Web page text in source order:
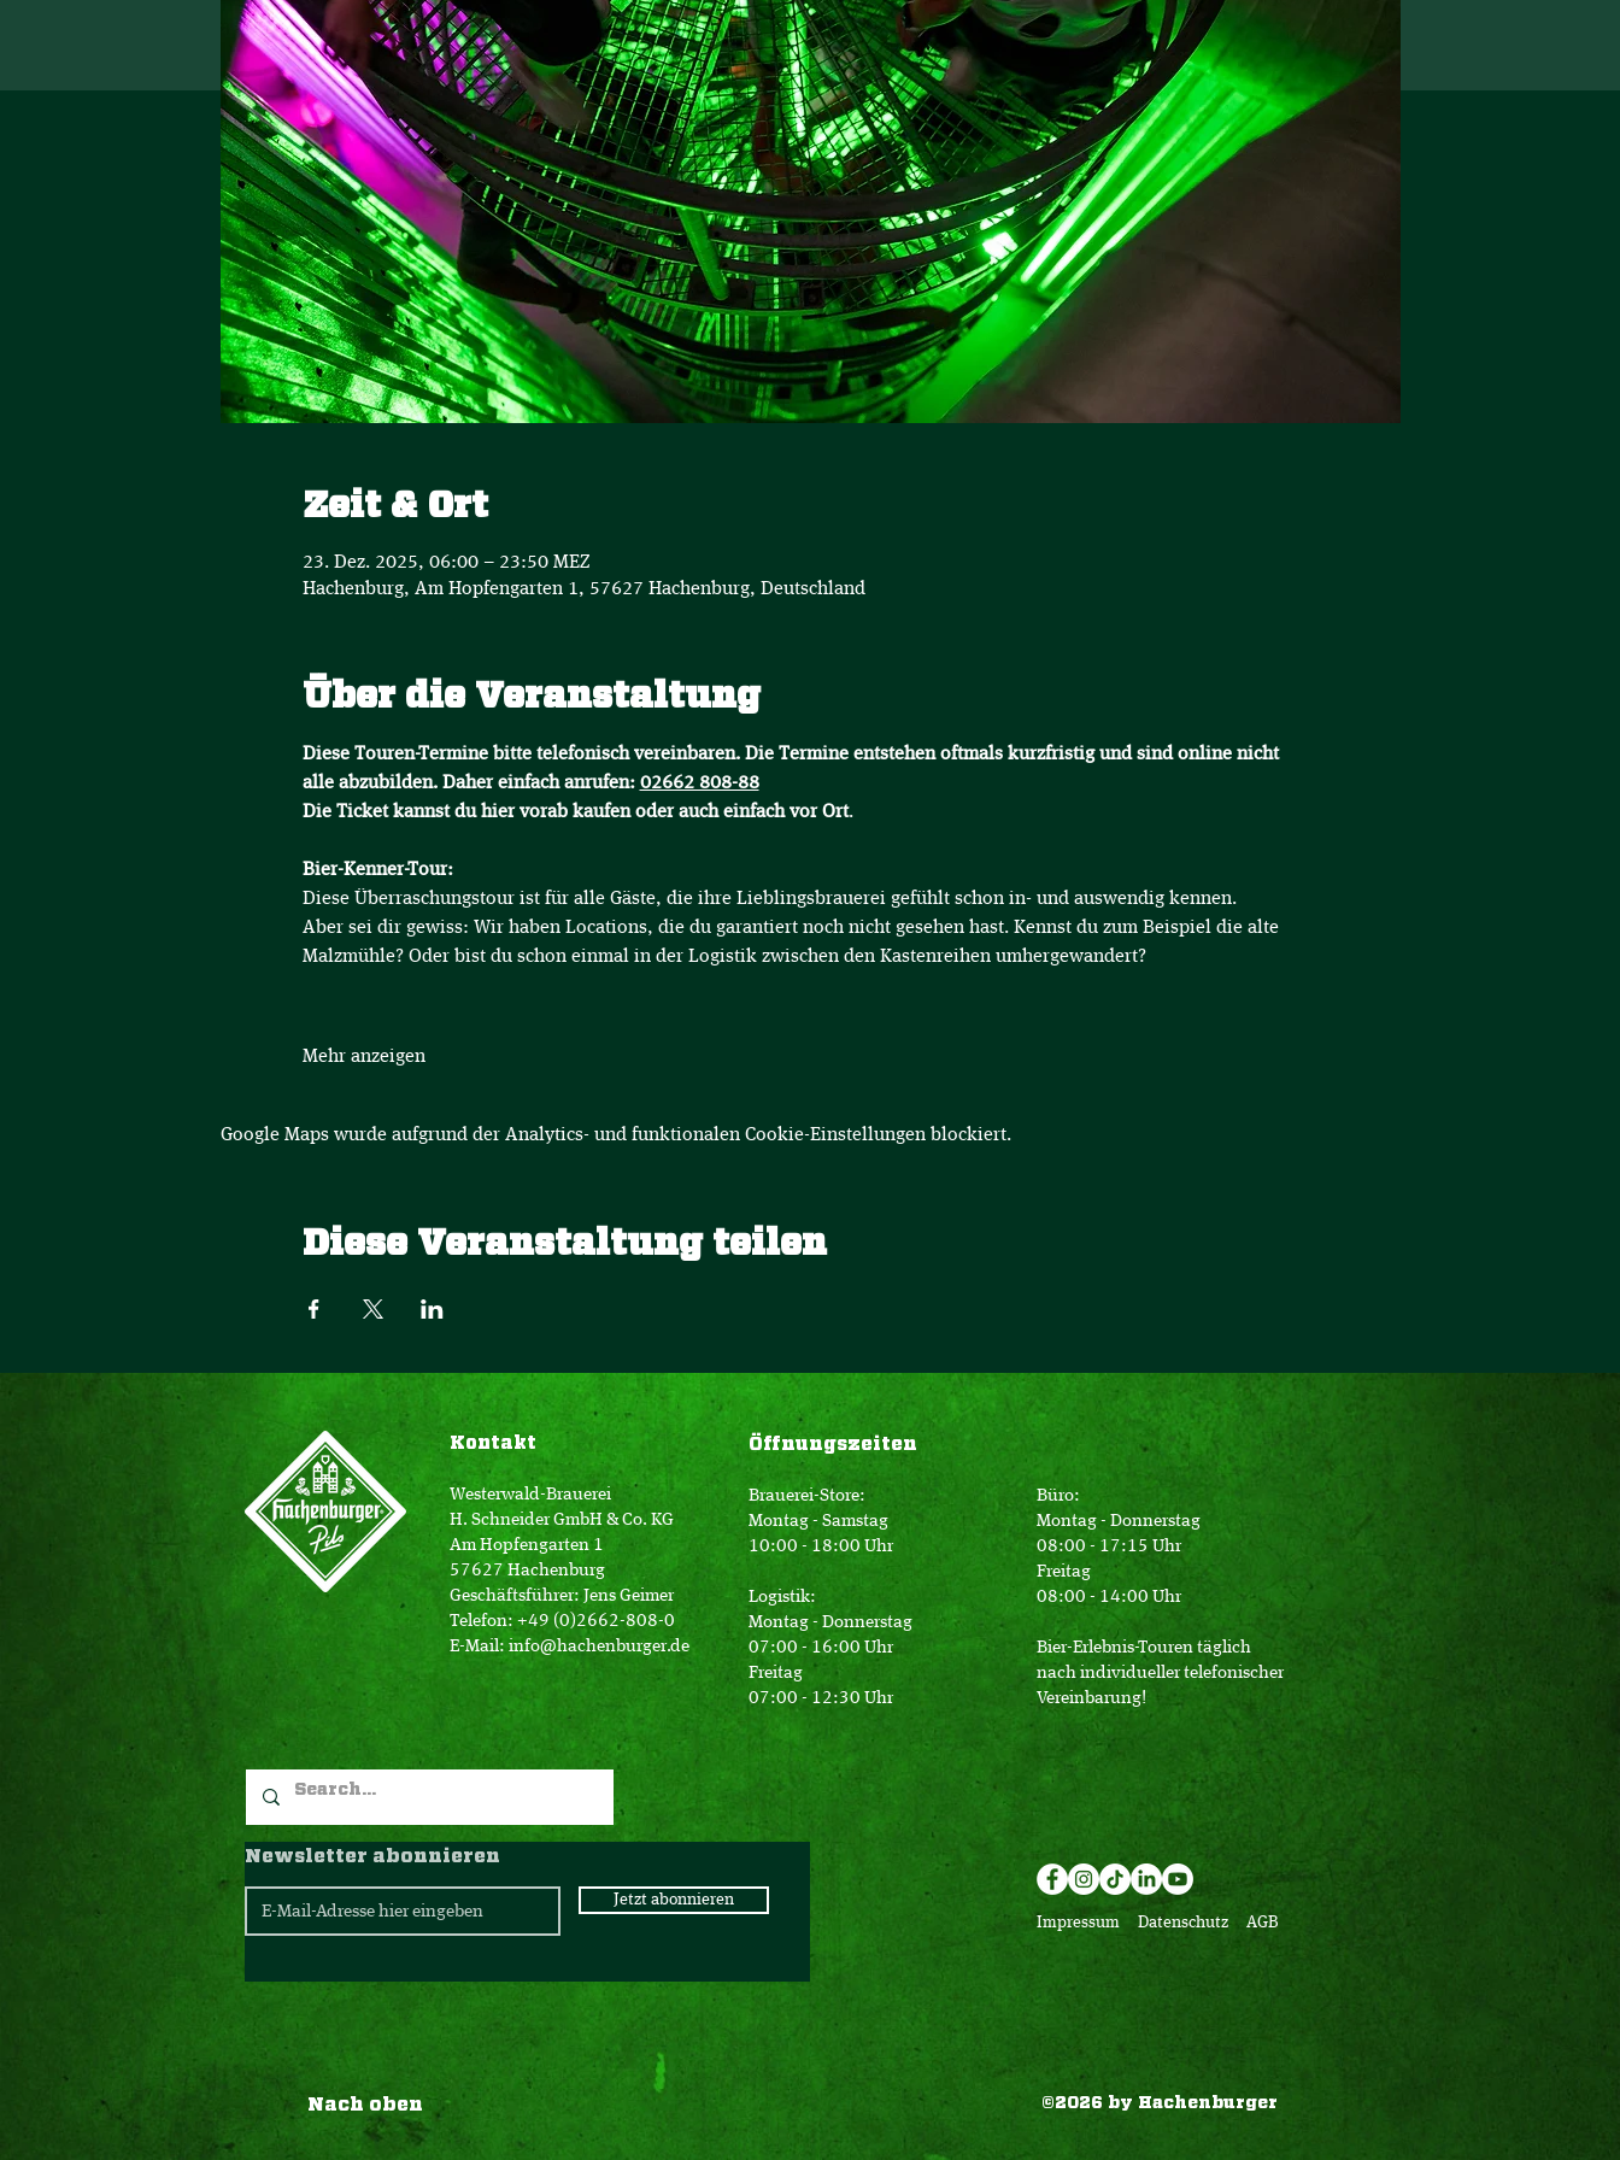
Zeit & Ort
23. Dez. 2025, 06:00 – 23:50 MEZ
Hachenburg, Am Hopfengarten 1, 57627 Hachenburg, Deutschland
Über die Veranstaltung
Diese Touren-Termine bitte telefonisch vereinbaren. Die Termine entstehen oftmals kurzfristig und sind online nicht
alle abzubilden. Daher einfach anrufen: 02662 808-88
Die Ticket kannst du hier vorab kaufen oder auch einfach vor Ort.
Bier-Kenner-Tour:
Diese Überraschungstour ist für alle Gäste, die ihre Lieblingsbrauerei gefühlt schon in- und auswendig kennen.
Aber sei dir gewiss: Wir haben Locations, die du garantiert noch nicht gesehen hast. Kennst du zum Beispiel die alte
Malzmühle? Oder bist du schon einmal in der Logistik zwischen den Kastenreihen umhergewandert?
Mehr anzeigen
Google Maps wurde aufgrund der Analytics- und funktionalen Cookie-Einstellungen blockiert.
Diese Veranstaltung teilen
Kontakt
Westerwald-Brauerei
H. Schneider GmbH & Co. KG
Am Hopfengarten 1
57627 Hachenburg
Geschäftsführer: Jens Geimer
Telefon: +49 (0)2662-808-0
E-Mail: info@hachenburger.de
Öffnungszeiten
Brauerei-Store:
Montag - Samstag
10:00 - 18:00 Uhr
Logistik:
Montag - Donnerstag
07:00 - 16:00 Uhr
Freitag
07:00 - 12:30 Uhr
Büro:
Montag - Donnerstag
08:00 - 17:15 Uhr
Freitag
08:00 - 14:00 Uhr
Bier-Erlebnis-Touren täglich
nach individueller telefonischer
Vereinbarung!
Newsletter abonnieren
Jetzt abonnieren
Impressum
Datenschutz AGB
Nach oben ©2026 by Hachenburger